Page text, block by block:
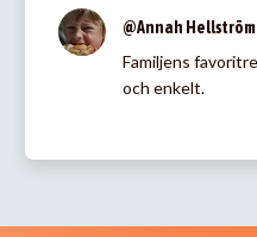
@Annah Hellström
Familjens
och enkelt.